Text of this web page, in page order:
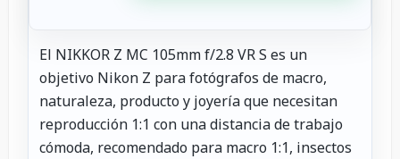
El NIKKOR Z MC 105mm f/2.8 VR S es un
objetivo Nikon Z para fotógrafos de macro,
naturaleza, producto y joyería que necesitan
reproducción 1:1 con una distancia de trabajo
cómoda, recomendado para macro 1:1, insectos